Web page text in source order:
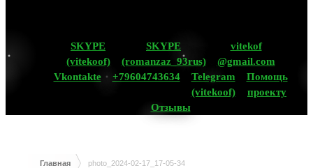
SKYPE
(vitekoof)
SKYPE
(romanzaz_93rus)
vitekof
@gmail.com
Vkontakte
+79604743634
Telegram
(vitekoof)
Помощь
проекту
Отзывы
Главная photo_2024-02-17_17-05-34